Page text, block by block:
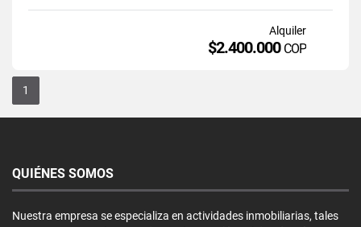
Alquiler
$2.400.000 COP
1
QUIÉNES SOMOS
Nuestra empresa se especializa en actividades inmobiliarias, tales